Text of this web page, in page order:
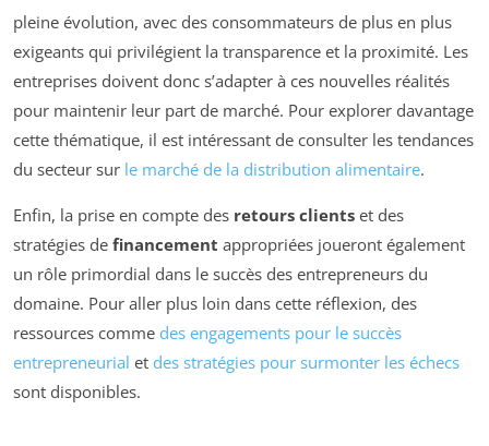
pleine évolution, avec des consommateurs de plus en plus
exigeants qui privilégient la transparence et la proximité. Les
entreprises doivent donc s’adapter à ces nouvelles réalités
pour maintenir leur part de marché. Pour explorer davantage
cette thématique, il est intéressant de consulter les tendances
du secteur sur le marché de la distribution alimentaire.
Enfin, la prise en compte des retours clients et des
stratégies de financement appropriées joueront également
un rôle primordial dans le succès des entrepreneurs du
domaine. Pour aller plus loin dans cette réflexion, des
ressources comme des engagements pour le succès
entrepreneurial et des stratégies pour surmonter les échecs
sont disponibles.